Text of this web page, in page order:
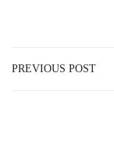
PREVIOUS POST